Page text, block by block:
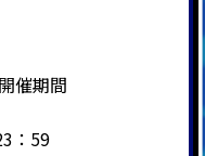
催期間
：59